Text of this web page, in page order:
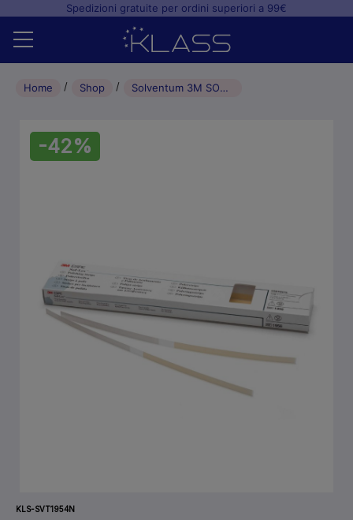
Spedizioni gratuite per ordini superiori a 99€
Home
Studio odontoiatrico
Home Shop Solventum 3M SOF-LEX strips GRANA GROSSA/MEDIA H 1,9 mm – 100 pz
-42%
KLS-SVT1954N